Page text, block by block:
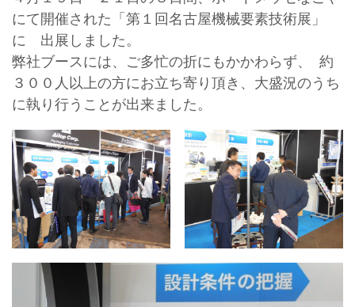
にて開催された「第１回名古屋機械要素技術展」
に 出展しました。
弊社ブースには、ご多忙の折にもかかわらず、 約
３００人以上の方にお立ち寄り頂き、大盛況のうち
に執り行うことが出来ました。